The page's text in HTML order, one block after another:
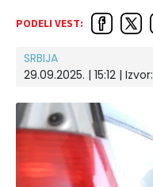
PODELI VEST:
SRBIJA
29.09.2025. | 15:12 | Izvor: